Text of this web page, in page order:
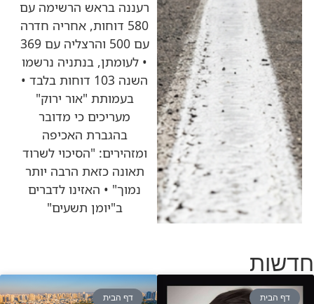
רעננה בראש הרשימה עם
580 דוחות, אחריה חדרה
עם 500 והרצליה עם 369
• לעומתן, בנתניה נרשמו
השנה 103 דוחות בלבד •
בעמותת "אור ירוק"
מעריכים כי מדובר
בהגברת האכיפה
ומזהירים: "הסיכוי לשרוד
תאונה כזאת הרבה יותר
נמוך" • האזינו לדברים
ב"יומן תשעים"
חדשות
דף הבית דף הבית